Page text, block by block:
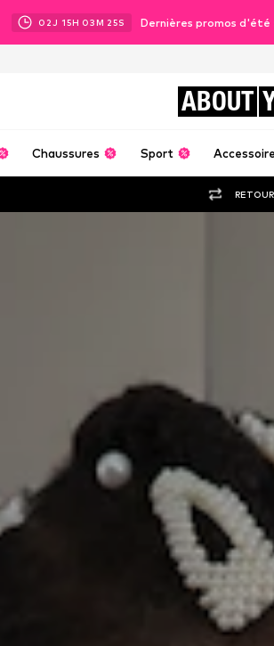
02J 15H 03M 22S Dernières promos d'été
ABOUT
Chaussures Sport